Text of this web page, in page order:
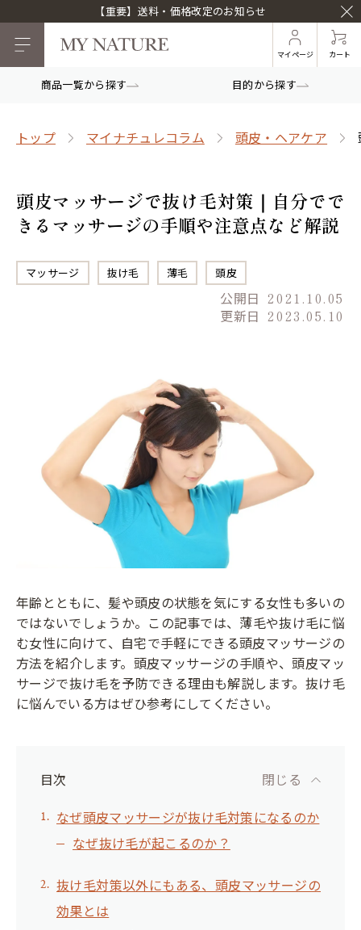
【重要】送料・価格改定のお知らせ
マイページ カート
商品一覧から探す 目的から探す
トップ マイナチュレコラム 頭皮・ヘアケア
頭皮マッサージで抜け毛対策｜自分でで
きるマッサージの手順や注意点など解説
マッサージ 抜け毛 薄毛 頭皮
公開日 2021.10.05
更新日 2023.05.10
年齢とともに、髪や頭皮の状態を気にする女性も多いの
ではないでしょうか。この記事では、薄毛や抜け毛に悩
む女性に向けて、自宅で手軽にできる頭皮マッサージの
方法を紹介します。頭皮マッサージの手順や、頭皮マッ
サージで抜け毛を予防できる理由も解説します。抜け毛
に悩んでいる方はぜひ参考にしてください。
目次
なぜ頭皮マッサージが抜け毛対策になるのか
なぜ抜け毛が起こるのか？
抜け毛対策以外にもある、頭皮マッサージの
効果とは
閉じる